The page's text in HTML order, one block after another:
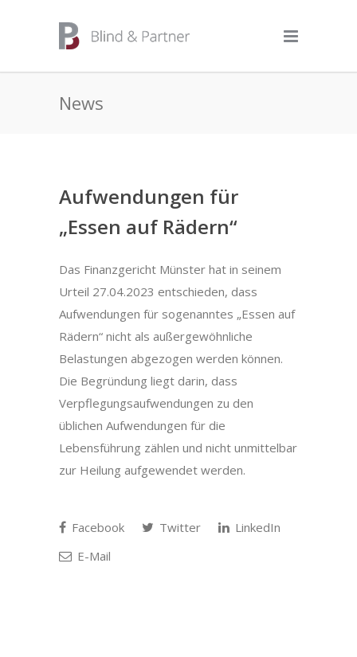
News
Aufwendungen für
„Essen auf Rädern“
Das Finanzgericht Münster hat in seinem
Urteil 27.04.2023 entschieden, dass
Aufwendungen für sogenanntes „Essen auf
Rädern“ nicht als außergewöhnliche
Belastungen abgezogen werden können.
Die Begründung liegt darin, dass
Verpflegungsaufwendungen zu den
üblichen Aufwendungen für die
Lebensführung zählen und nicht unmittelbar
zur Heilung aufgewendet werden.
Facebook Twitter
LinkedIn
E-Mail